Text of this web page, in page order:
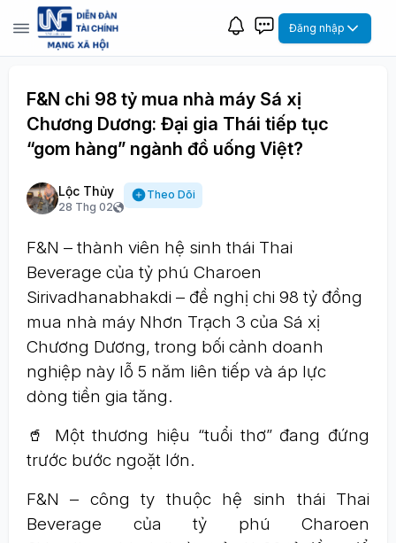
Đăng nhập
F&N chi 98 tỷ mua nhà máy Sá xị
Chương Dương: Đại gia Thái tiếp tục
“gom hàng” ngành đồ uống Việt?
Lộc Thủy
28 Thg 02
Theo Dõi
F&N – thành viên hệ sinh thái Thai
Beverage của tỷ phú Charoen
Sirivadhanabhakdi – đề nghị chi 98 tỷ đồng
mua nhà máy Nhơn Trạch 3 của Sá xị
Chương Dương, trong bối cảnh doanh
nghiệp này lỗ 5 năm liên tiếp và áp lực
dòng tiền gia tăng.
🥤 Một thương hiệu “tuổi thơ” đang đứng
trước bước ngoặt lớn.
F&N – công ty thuộc hệ sinh thái Thai
Beverage của tỷ phú Charoen